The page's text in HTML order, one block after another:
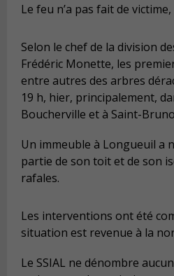
Le feu n’a pas fait de
Selon le chef de la division
Frédéric Monette, les
entre autres des arbres
19 h, hier, principalement,
Boucherville et à Saint-
Un immeuble à Longueuil a
partie de son toit et de son
rafales.
Les interventions ont été
situation est revenue à la
Le SSIAL ne dénombre